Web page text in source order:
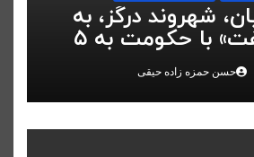
شهروند درگز، به
دلیل «مخالفت» با حکومت به ۵
شد
حسن حمزه زاده حیقی